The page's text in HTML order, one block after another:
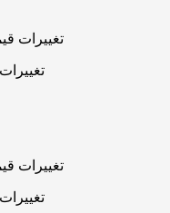
تغییرات قیمتی ۲۴ ساعت گذشته:
تغییرات